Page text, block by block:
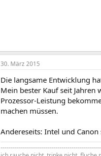
30. März 2015
Die langsame Entwicklung
Mein bester Kauf seit
Prozessor-Leistung
machen müssen.
Andereseits: Intel und